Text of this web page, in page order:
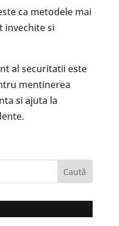
ca metodele mai
invechite si
al securitatii este
mentinerea
si ajuta la